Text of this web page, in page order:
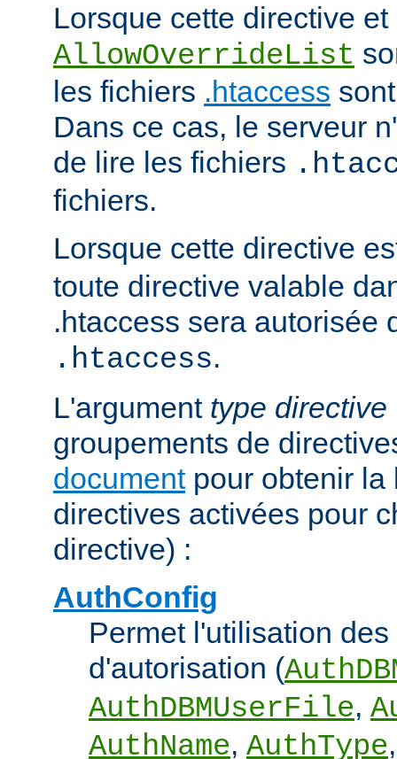
Lorsque cette directive
AllowOverrideList
les fichiers .htaccess
Dans ce cas, le serveur
de lire les fichiers
fichiers.
Lorsque cette directive
toute directive valable
.htaccess sera autorisée
.htaccess.
L'argument type directive
groupements de
documentpour obtenir la
directives activées pour
directive) :
AuthConfig
Permet l'utilisation
d'autorisation (
AuthDBMUserFile,
AuthName, AuthType